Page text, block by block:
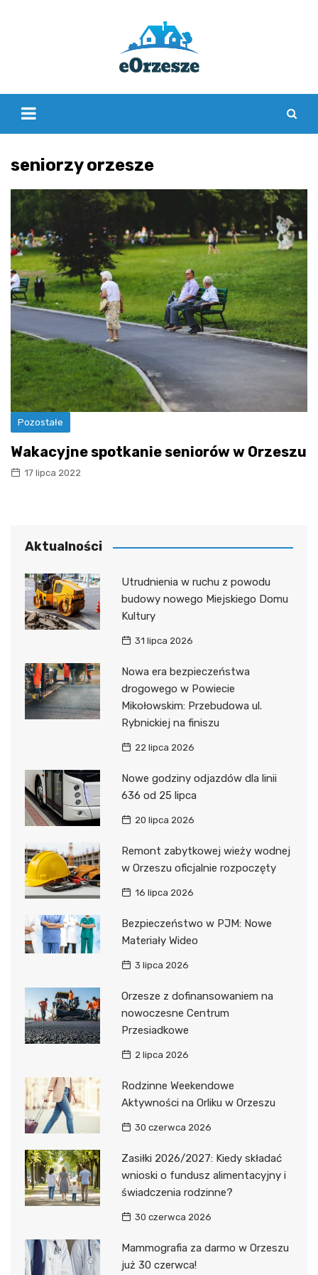
seniorzy orzesze
Pozostałe
Wakacyjne spotkanie seniorów w Orzeszu
17 lipca 2022
Aktualności
Utrudnienia w ruchu z powodu
budowy nowego Miejskiego Domu
Kultury
31 lipca 2026
Nowa era bezpieczeństwa
drogowego w Powiecie
Mikołowskim: Przebudowa ul.
Rybnickiej na finiszu
22 lipca 2026
Nowe godziny odjazdów dla linii
636 od 25 lipca
20 lipca 2026
Remont zabytkowej wieży wodnej
w Orzeszu oficjalnie rozpoczęty
16 lipca 2026
Bezpieczeństwo w PJM: Nowe
Materiały Wideo
3 lipca 2026
Orzesze z dofinansowaniem na
nowoczesne Centrum
Przesiadkowe
2 lipca 2026
Rodzinne Weekendowe
Aktywności na Orliku w Orzeszu
30 czerwca 2026
Zasiłki 2026/2027: Kiedy składać
wnioski o fundusz alimentacyjny i
świadczenia rodzinne?
30 czerwca 2026
Mammografia za darmo w Orzeszu
już 30 czerwca!